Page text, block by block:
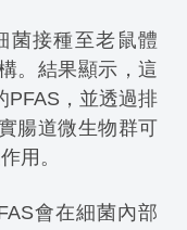
菌接種至老鼠體
。結果顯示，這
PFAS，並透過排
腸道微生物群可
用。
會在細菌內部